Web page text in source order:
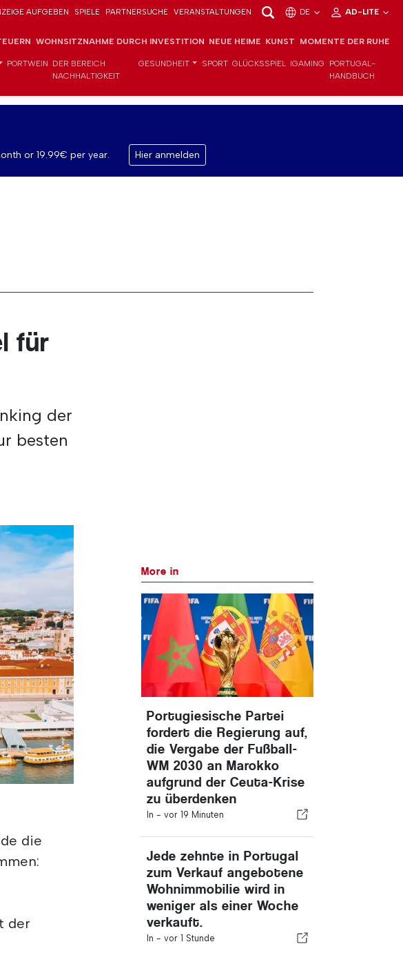
AUFGEBEN SPIELE PARTNERSUCHE VERANSTALTUNGEN DE AD-LITE
WOHNSITZNAHME DURCH INVESTITION NEUE HEIME KUNST MOMENTE DER RUHE
PORTWEIN DER BEREICH
NACHHALTIGKEIT
GESUNDHEIT SPORT GLÜCKSSPIEL IGAMING
PORTUGAL-
HANDBUCH
or 19.99€ per year. Hier anmelden
für
der
besten
die
der
More in
Portugiesische Partei
fordert die Regierung auf,
die Vergabe der Fußball-
WM 2030 an Marokko
aufgrund der Ceuta-Krise
zu überdenken
In - vor 19 Minuten
Jede zehnte in Portugal
zum Verkauf angebotene
Wohnimmobilie wird in
weniger als einer Woche
verkauft.
In - vor 1 Stunde